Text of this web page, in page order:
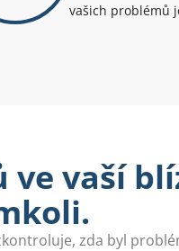
vašich problémů
ve vaší
zda byl